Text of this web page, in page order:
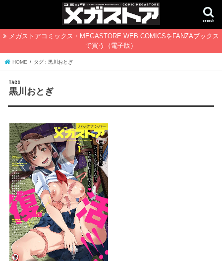
search
メガストアコミックス・MEGASTORE WEB COMICSをFANZAブックス
で買う（電子版）
HOME タグ : 黒川おとぎ
黒川おとぎ
バックナンバー